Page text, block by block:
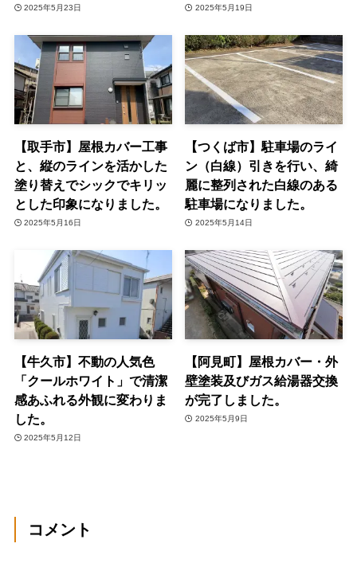
2025年5月23日 2025年5月19日
【取手市】屋根カバー工事
と、縦のラインを活かした
塗り替えでシックでキリッ
とした印象になりました。
2025年5月16日
【つくば市】駐車場のライ
ン（白線）引きを行い、綺
麗に整列された白線のある
駐車場になりました。
2025年5月14日
【牛久市】不動の人気色
「クールホワイト」で清潔
感あふれる外観に変わりま
した。
2025年5月12日
【阿見町】屋根カバー・外
壁塗装及びガス給湯器交換
が完了しました。
2025年5月9日
コメント